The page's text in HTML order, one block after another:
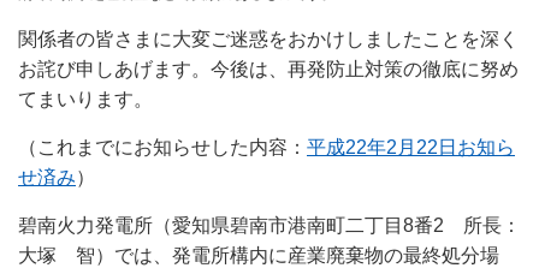
関係者の皆さまに大変ご迷惑をおかけしましたことを深く
お詫び申しあげます。今後は、再発防止対策の徹底に努め
てまいります。
（これまでにお知らせした内容： 平成22年2月22日お知ら
せ済み）
碧南火力発電所（愛知県碧南市港南町二丁目8番2 所長：
大塚 智）では、発電所構内に産業廃棄物の最終処分場